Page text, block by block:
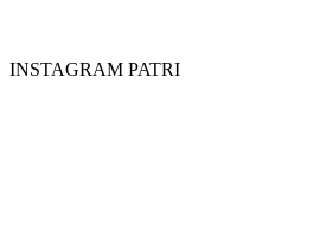
INSTAGRAM PATRI